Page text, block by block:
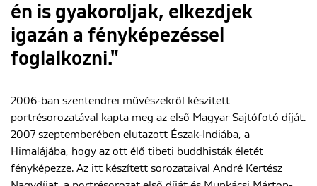
én is gyakoroljak, elkezdjek
igazán a fényképezéssel
foglalkozni."
2006-ban szentendrei művészekről készített
portrésorozatával kapta meg az első Magyar Sajtófotó díját.
2007 szeptemberében elutazott Észak-Indiába, a
Himalájába, hogy az ott élő tibeti buddhisták életét
fényképezze. Az itt készített sorozataival André Kertész